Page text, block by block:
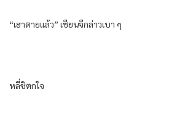
“เฮาตายแล้ว” เชียนจีกล่าวเบา ๆ
หลี่ชิตกใจ